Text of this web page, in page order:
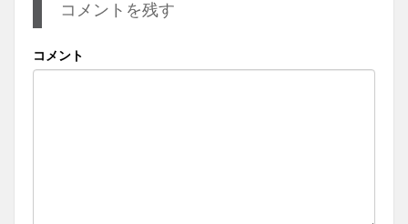
コメントを残す
コメント